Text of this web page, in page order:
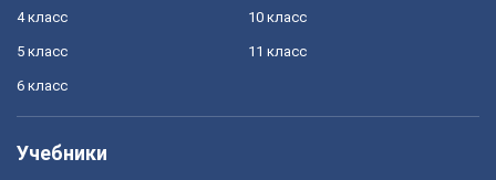
4 класс
5 класс
6 класс
10 класс
11 класс
Учебники